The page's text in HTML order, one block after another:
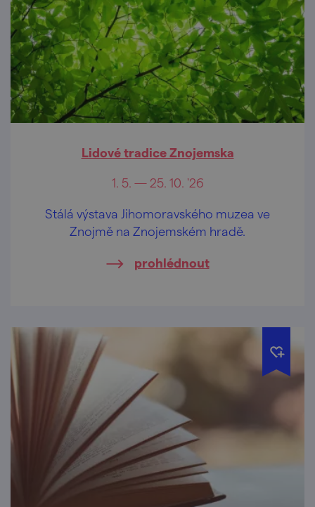
Lidové tradice Znojemska
1. 5. — 25. 10. '26
Stálá výstava Jihomoravského muzea ve
Znojmě na Znojemském hradě.
prohlédnout